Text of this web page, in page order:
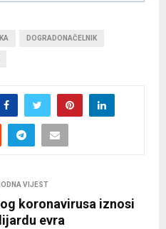
DOGRADONAČELNIK
VIJEST
koronavirusa iznosi
evra